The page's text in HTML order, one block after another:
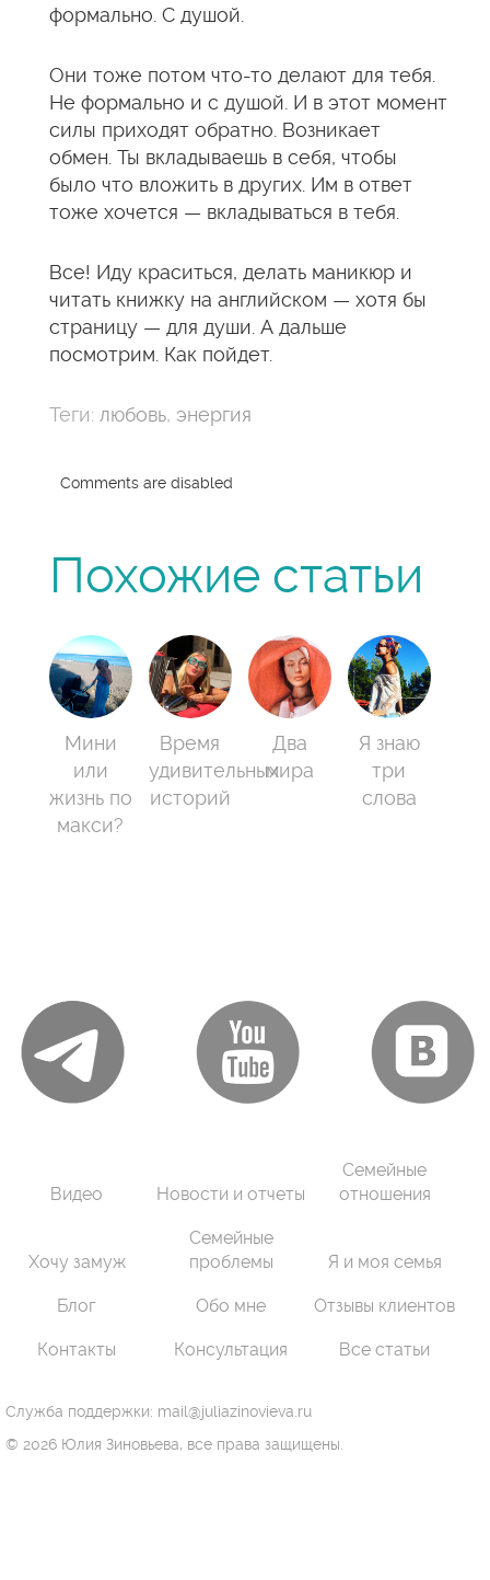
формально. С душой.
Они тоже потом что-то делают для тебя.
Не формально и с душой. И в этот момент
силы приходят обратно. Возникает
обмен. Ты вкладываешь в себя, чтобы
было что вложить в других. Им в ответ
тоже хочется — вкладываться в тебя.
Все! Иду краситься, делать маникюр и
читать книжку на английском — хотя бы
страницу — для души. А дальше
посмотрим. Как пойдет.
Теги: любовь, энергия
Comments are disabled
Похожие статьи
Мини
или
жизнь по
макси?
Время
удивительных
историй
Два
мира
Я знаю
три
слова
Видео Новости и отчеты
Семейные
отношения
Хочу замуж
Семейные
проблемы
Я и моя семья
Блог Обо мне Отзывы клиентов
Контакты Консультация Все статьи
Служба поддержки: mail@juliazinovieva.ru
© 2026 Юлия Зиновьева, все права защищены.